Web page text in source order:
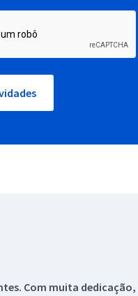
Com muita